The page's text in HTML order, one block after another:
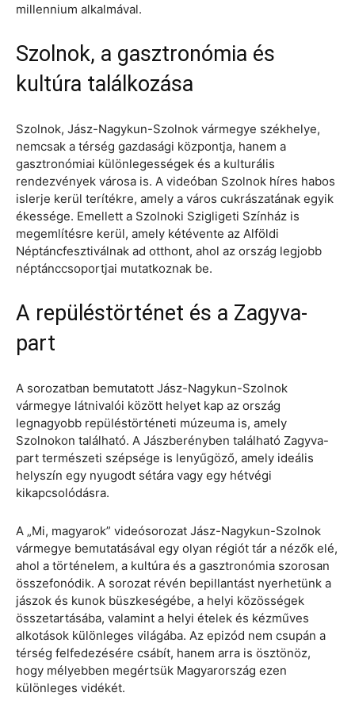
millennium alkalmával.
Szolnok, a gasztronómia és
kultúra találkozása
Szolnok, Jász-Nagykun-Szolnok vármegye székhelye,
nemcsak a térség gazdasági központja, hanem a
gasztronómiai különlegességek és a kulturális
rendezvények városa is. A videóban Szolnok híres habos
islerje kerül terítékre, amely a város cukrászatának egyik
ékessége. Emellett a Szolnoki Szigligeti Színház is
megemlítésre kerül, amely kétévente az Alföldi
Néptáncfesztiválnak ad otthont, ahol az ország legjobb
néptánccsoportjai mutatkoznak be.
A repüléstörténet és a Zagyva-
part
A sorozatban bemutatott Jász-Nagykun-Szolnok
vármegye látnivalói között helyet kap az ország
legnagyobb repüléstörténeti múzeuma is, amely
Szolnokon található. A Jászberényben található Zagyva-
part természeti szépsége is lenyűgöző, amely ideális
helyszín egy nyugodt sétára vagy egy hétvégi
kikapcsolódásra.
A „Mi, magyarok” videósorozat Jász-Nagykun-Szolnok
vármegye bemutatásával egy olyan régiót tár a nézők elé,
ahol a történelem, a kultúra és a gasztronómia szorosan
összefonódik. A sorozat révén bepillantást nyerhetünk a
jászok és kunok büszkeségébe, a helyi közösségek
összetartásába, valamint a helyi ételek és kézműves
alkotások különleges világába. Az epizód nem csupán a
térség felfedezésére csábít, hanem arra is ösztönöz,
hogy mélyebben megértsük Magyarország ezen
különleges vidékét.